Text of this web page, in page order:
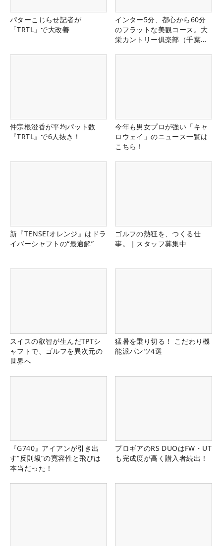
パターこじらせ記者が
「TRTL」で大改善
インター5分、都心から60分
のフラットな美観コース。大
栄カントリー俱楽部（千葉
仲宗根澄香が平均パット数
『TRTL』で6人抜き！
今年も男女プロが強い「キャ
ロウェイ」のニュース一覧は
こちら！
新『TENSEIオレンジ』はドラ
イバーシャフトの“最適解”
ゴルフの熱狂を、つくる仕
事。｜スタッフ募集中
スイスの叡智が生んだTPTシ
ャフトで、ゴルフを異次元の
世界へ
猛暑を乗り切る！ こだわり機
能派パンツ4選
『G740』アイアンが引き出
す“反則級”の寛容性と飛びは
本当だった！
プロギアのRS DUOはFW・UT
も完成度が高く購入者続出！